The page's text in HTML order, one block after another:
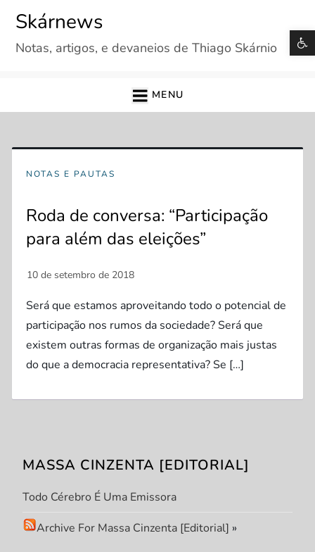
content
Skárnews
Notas, artigos, e devaneios de Thiago Skárnio
MENU
NOTAS E PAUTAS
Roda de conversa: “Participação
para além das eleições”
Será que estamos aproveitando todo o potencial de
participação nos rumos da sociedade? Será que
existem outras formas de organização mais justas
do que a democracia representativa? Se […]
MASSA CINZENTA [EDITORIAL]
Todo Cérebro É Uma Emissora
Archive For Massa Cinzenta [Editorial] »